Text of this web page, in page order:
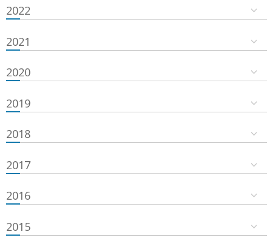
2022
2021
2020
2019
2018
2017
2016
2015